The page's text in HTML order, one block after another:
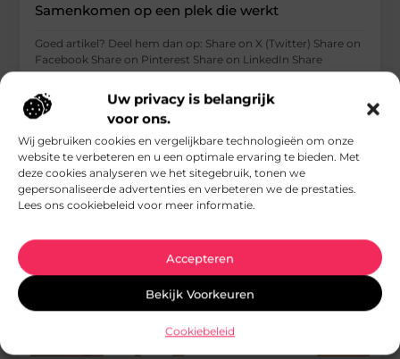
Uw privacy is belangrijk
voor ons.
Wij gebruiken cookies en vergelijkbare technologieën om onze
website te verbeteren en u een optimale ervaring te bieden. Met
deze cookies analyseren we het sitegebruik, tonen we
gepersonaliseerde advertenties en verbeteren we de prestaties.
Lees ons cookiebeleid voor meer informatie.
Accepteren
Bekijk Voorkeuren
Cookiebeleid
Samenkomen op een plek die werkt
Goed artikel? Deel hem dan op: Share on X (Twitter) Share on
Facebook Share on Pinterest Share on LinkedIn Share